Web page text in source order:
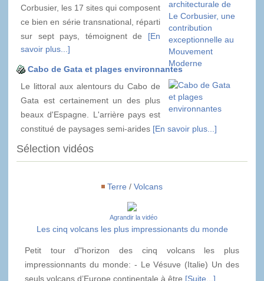
Corbusier, les 17 sites qui composent
ce bien en série transnational, réparti
sur sept pays, témoignent de [En
savoir plus...]
Cabo de Gata et plages environnantes
Le littoral aux alentours du Cabo de
Gata est certainement un des plus
beaux d'Espagne. L'arrière pays est
constitué de paysages semi-arides [En savoir plus...]
Sélection vidéos
Terre / Volcans
Agrandir la vidéo
Les cinq volcans les plus impressionants du monde
Petit tour d"horizon des cinq volcans les plus
impressionnants du monde: - Le Vésuve (Italie) Un des
seuls volcans d’Europe continentale à être [Suite...]